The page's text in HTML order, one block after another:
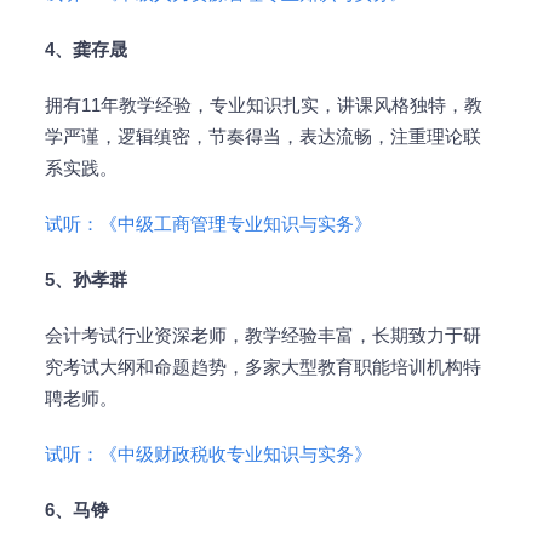
4、龚存晟
拥有11年教学经验，专业知识扎实，讲课风格独特，教
学严谨，逻辑缜密，节奏得当，表达流畅，注重理论联
系实践。
试听：《中级工商管理专业知识与实务》
5、孙孝群
会计考试行业资深老师，教学经验丰富，长期致力于研
究考试大纲和命题趋势，多家大型教育职能培训机构特
聘老师。
试听：《中级财政税收专业知识与实务》
6、马铮